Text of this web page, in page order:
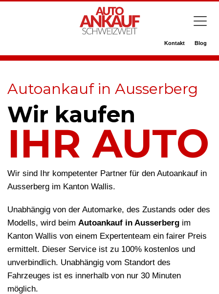
Kontakt Blog
Autoankauf in Ausserberg
Wir kaufen
IHR AUTO
Wir sind Ihr kompetenter Partner für den Autoankauf in
Ausserberg im Kanton Wallis.
Unabhängig von der Automarke, des Zustands oder des
Modells, wird beim Autoankauf in Ausserberg im
Kanton Wallis von einem Expertenteam ein fairer Preis
ermittelt. Dieser Service ist zu 100% kostenlos und
unverbindlich. Unabhängig vom Standort des
Fahrzeuges ist es innerhalb von nur 30 Minuten
möglich.